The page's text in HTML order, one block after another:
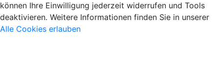
können Ihre Einwilligung jederzeit widerrufen und Tools
deaktivieren. Weitere Informationen finden Sie in unserer
Alle Cookies erlauben